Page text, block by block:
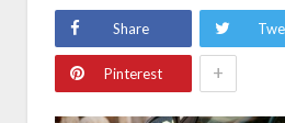
Share
Pinterest +